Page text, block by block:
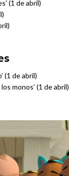
(1 de abril)
(1 de abril)
monos’ (1 de abril)